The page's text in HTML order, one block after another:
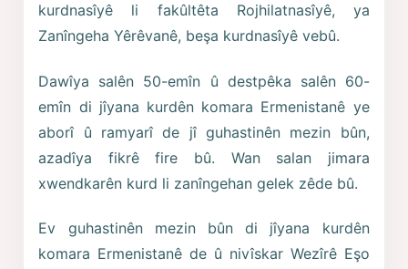
kurdnasîyê li fakûltêta Rojhilatnasîyê, ya
Zanîngeha Yêrêvanê, beşa kurdnasîyê vebû.
Dawîya salên 50-emîn û destpêka salên 60-
emîn di jîyana kurdên komara Ermenistanê ye
aborî û ramyarî de jî guhastinên mezin bûn,
azadîya fikrê fire bû. Wan salan jimara
xwendkarên kurd li zanîngehan gelek zêde bû.
Ev guhastinên mezin bûn di jîyana kurdên
komara Ermenistanê de û nivîskar Wezîrê Eşo